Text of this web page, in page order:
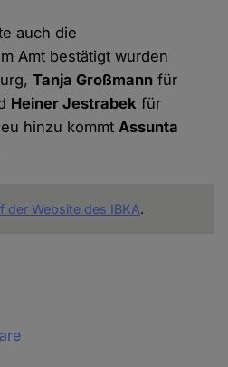
auch die
Amt bestätigt wurden
Tanja Großmann für
Heiner Jestrabek für
hinzu kommtAssunta
der Website des IBKA.